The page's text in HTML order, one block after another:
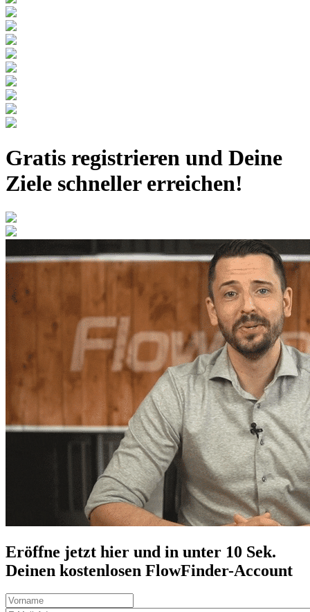
Gratis registrieren und Deine
Ziele schneller erreichen!
Eröffne jetzt hier und in unter 10 Sek.
Deinen kostenlosen FlowFinder-Account